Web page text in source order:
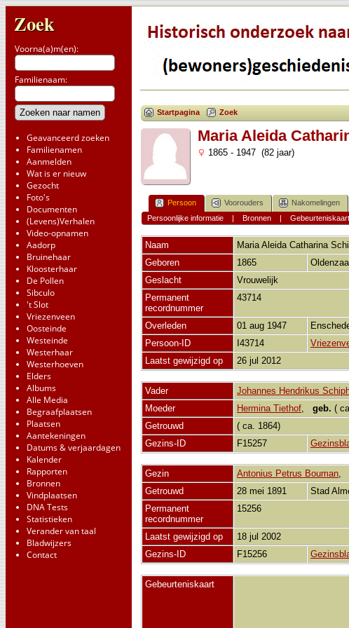
Zoek
Voorna(a)m(en):
Familienaam:
Geavanceerd zoeken
Familienamen
Aanmelden
Wat is er nieuw
Gezocht
Foto's
Documenten
(Levens)Verhalen
Video-opnamen
Aadorp
Bruinehaar
Kloosterhaar
De Pollen
Sibculo
't Slot
Vriezenveen
Oosteinde
Westeinde
Westerhaar
Westerhoeven
Elders
Albums
Alle Media
Begraafplaatsen
Plaatsen
Aantekeningen
Datums & verjaardagen
Kalender
Rapporten
Bronnen
Vindplaatsen
DNA Tests
Statistieken
Verander van taal
Bladwijzers
Contact
Startpagina Zoek
Maria Aleida
1865 - 1947 (82 jaar)
Persoon Voorouders Nakomelingen
Persoonlijke informatie| Bronnen| Gebeurteniskaart
Naam Maria Aleida Catharina
Geboren
1865
Oldenzaal
Geslacht
Vrouwelijk
Permanent
recordnummer
43714
Overleden 01 aug 1947
Persoon-ID
I43714
Laatst gewijzigd op
26 jul 2012
Vader Johannes Hendrikus
Moeder
Hermina Tiethof, geb. (
Getrouwd
( ca. 1864)
Gezins-ID
F15257
Gezin Antonius Petrus Bouman,
Getrouwd
28 mei 1891 Stad
Permanent
recordnummer
15256
Laatst gewijzigd op
18 jul 2002
Gezins-ID
F15256
Gebeurteniskaart